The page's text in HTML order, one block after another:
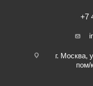
+7
г. Москва,
пом/